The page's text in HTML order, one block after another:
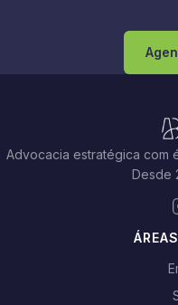
Advocacia estratégica com
Desde